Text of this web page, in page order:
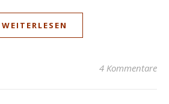
WEITERLESEN
4 Kommentare